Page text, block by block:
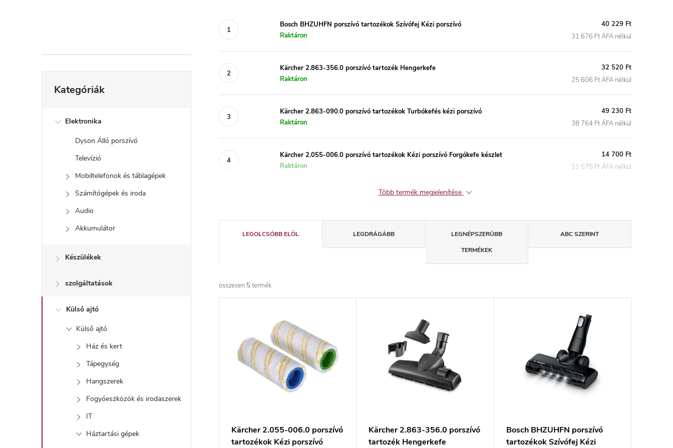
l
sátugrása
Kategóriák
Elektronika
Dyson Álló porszívó
Televízió
Mobiltelefonok és táblagépek
Számítógépek és iroda
Audio
Akkumulátor
Készülékek
szolgáltatások
Külső ajtó
Külső ajtó
Ház és kert
Tápegység
Hangszerek
Fogyóeszközök és irodaszerek
IT
Háztartási gépek
Bosch BHZUHFN porszívó tartozékok Szívófej Kézi porszívó
Raktáron
40 229 Ft
31 676 Ft ÁFA nélkül
Kärcher 2.863-356.0 porszívó tartozék Hengerkefe
Raktáron
32 520 Ft
25 606 Ft ÁFA nélkül
Kärcher 2.863-090.0 porszívó tartozékok Turbókefés kézi porszívó
Raktáron
49 230 Ft
38 764 Ft ÁFA nélkül
Kärcher 2.055-006.0 porszívó tartozékok Kézi porszívó Forgókefe készlet
Raktáron
14 700 Ft
11 575 Ft ÁFA nélkül
Több termék megjelenítése
e
r
m
LEGOLCSÓBB ELÖL LEGDRÁGÁBB
LEGNÉPSZERŰBB
TERMÉKEK
ABC SZERINT
összesen 5 termék
Kärcher 2.055-006.0 porszívó
tartozékok Kézi porszívó
Kärcher 2.863-356.0 porszívó
tartozék Hengerkefe
Bosch BHZUHFN porszívó
tartozékok Szívófej Kézi